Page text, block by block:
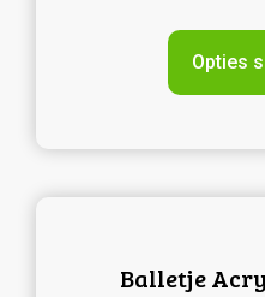
Opties
Balletje